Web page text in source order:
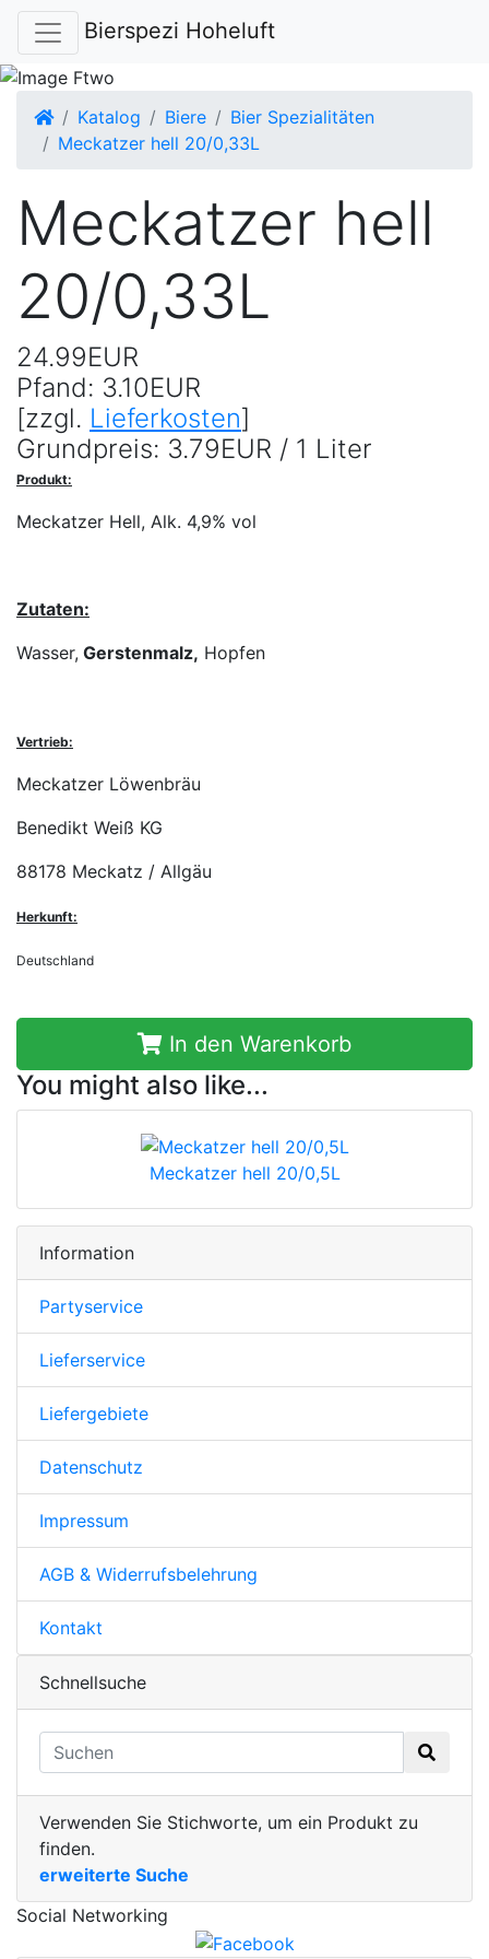
Bierspezi Hoheluft
Startseite
Katalog Biere
Bier Spezialitäten
Meckatzer hell 20/0,33L
Meckatzer hell
20/0,33L
24.99EUR
Pfand: 3.10EUR
[zzgl. Lieferkosten]
Grundpreis: 3.79EUR / 1 Liter
Produkt:
Meckatzer Hell, Alk. 4,9% vol
Zutaten:
Wasser, Gerstenmalz, Hopfen
Vertrieb:
Meckatzer Löwenbräu
Benedikt Weiß KG
88178 Meckatz / Allgäu
Herkunft:
Deutschland
In den Warenkorb
You might also like...
Meckatzer hell 20/0,5L
Information
Partyservice
Lieferservice
Liefergebiete
Datenschutz
Impressum
AGB & Widerrufsbelehrung
Kontakt
Schnellsuche
Verwenden Sie Stichworte, um ein Produkt zu
finden.
erweiterte Suche
Social Networking